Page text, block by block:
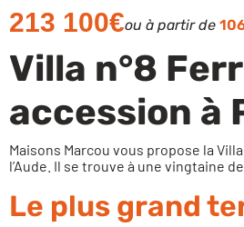
213 100€ou à partir de
Villa n°8
accession à
Maisons Marcou vous propose la
l’Aude. Il se trouve à une vingtaine
Le plus grand